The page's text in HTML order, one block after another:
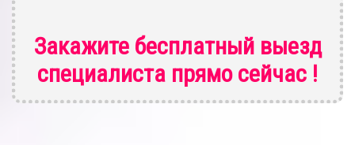
Закажите бесплатный выезд
специалиста прямо сейчас !